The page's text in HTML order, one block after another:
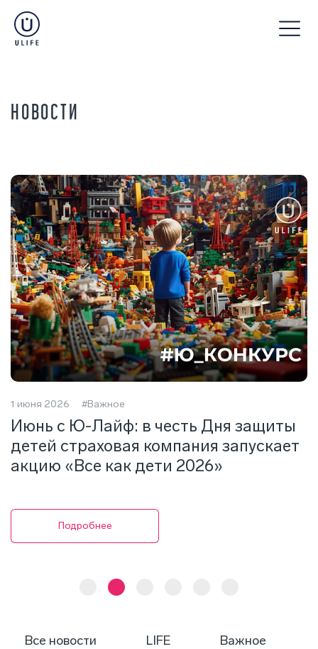
НОВОСТИ
1 июня 2026 #Важное
Июнь с Ю-Лайф: в честь Дня защиты
детей страховая компания запускает
акцию «Все как дети 2026»
Подробнее
Все новости LIFE
Важное